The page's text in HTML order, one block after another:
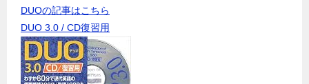
DUOの記事はこちら
DUO 3.0 / CD復習用